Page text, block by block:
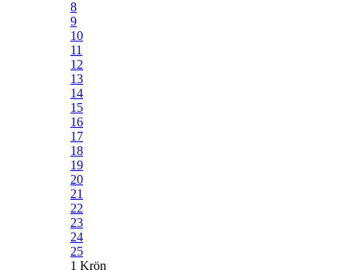
8
9
10
11
12
13
14
15
16
17
18
19
20
21
22
23
24
25
1 Krön